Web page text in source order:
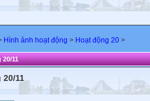
Hình ảnh hoạt động > Hoạt động 20 >
20/11
20/11